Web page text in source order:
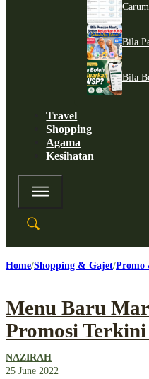
Bila
Bila
Travel
Shopping
Agama
Kesihatan
Home Shopping & Gajet Promo
Menu Baru
Promosi Terkini
NAZIRAH
25 June 2022